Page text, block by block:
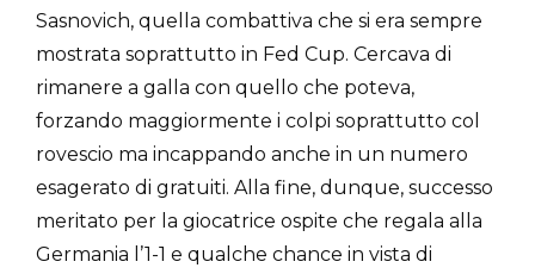
Sasnovich, quella combattiva che si era sempre
mostrata soprattutto in Fed Cup. Cercava di
rimanere a galla con quello che poteva,
forzando maggiormente i colpi soprattutto col
rovescio ma incappando anche in un numero
esagerato di gratuiti. Alla fine, dunque, successo
meritato per la giocatrice ospite che regala alla
Germania l’1-1 e qualche chance in vista di